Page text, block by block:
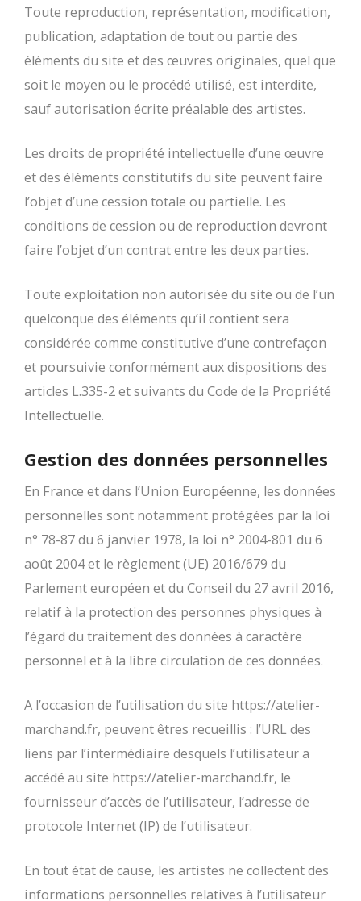
Toute reproduction, représentation, modification,
publication, adaptation de tout ou partie des
éléments du site et des œuvres originales, quel que
soit le moyen ou le procédé utilisé, est interdite,
sauf autorisation écrite préalable des artistes.
Les droits de propriété intellectuelle d’une œuvre
et des éléments constitutifs du site peuvent faire
l’objet d’une cession totale ou partielle. Les
conditions de cession ou de reproduction devront
faire l’objet d’un contrat entre les deux parties.
Toute exploitation non autorisée du site ou de l’un
quelconque des éléments qu’il contient sera
considérée comme constitutive d’une contrefaçon
et poursuivie conformément aux dispositions des
articles L.335-2 et suivants du Code de la Propriété
Intellectuelle.
Gestion des données personnelles
En France et dans l’Union Européenne, les données
personnelles sont notamment protégées par la loi
n° 78-87 du 6 janvier 1978, la loi n° 2004-801 du 6
août 2004 et le règlement (UE) 2016/679 du
Parlement européen et du Conseil du 27 avril 2016,
relatif à la protection des personnes physiques à
l’égard du traitement des données à caractère
personnel et à la libre circulation de ces données.
A l’occasion de l’utilisation du site https://atelier-
marchand.fr, peuvent êtres recueillis : l’URL des
liens par l’intermédiaire desquels l’utilisateur a
accédé au site https://atelier-marchand.fr, le
fournisseur d’accès de l’utilisateur, l’adresse de
protocole Internet (IP) de l’utilisateur.
En tout état de cause, les artistes ne collectent des
informations personnelles relatives à l’utilisateur